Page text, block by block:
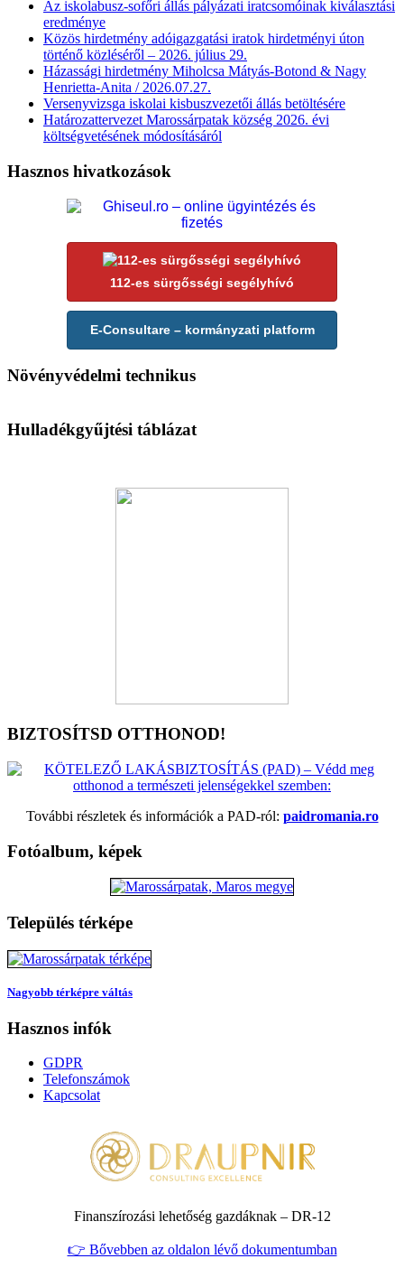
Az iskolabusz-sofőri állás pályázati iratcsomóinak kiválasztási
eredménye
Közös hirdetmény adóigazgatási iratok hirdetményi úton
történő közléséről – 2026. július 29.
Házassági hirdetmény Miholcsa Mátyás-Botond & Nagy
Henrietta-Anita / 2026.07.27.
Versenyvizsga iskolai kisbuszvezetői állás betöltésére
Határozattervezet Marossárpatak község 2026. évi
költségvetésének módosításáról
Hasznos hivatkozások
112-es sürgősségi segélyhívó
E-Consultare – kormányzati platform
Növényvédelmi technikus
Hulladékgyűjtési táblázat
BIZTOSÍTSD OTTHONOD!
További részletek és információk a PAD-ról: paidromania.ro
Fotóalbum, képek
Település térképe
Nagyobb térképre váltás
Hasznos infók
GDPR
Telefonszámok
Kapcsolat
Finanszírozási lehetőség gazdáknak – DR‑12
👉 Bővebben az oldalon lévő dokumentumban